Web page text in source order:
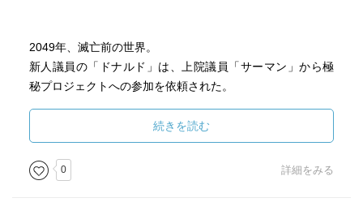
2049年、滅亡前の世界。
新人議員の「ドナルド」は、上院議員「サーマン」から極
秘プロジェクトへの参加を依頼された。
施設が完成、全国党大会が行われる中、上空で核爆弾が爆
発した。
一方、滅亡後の世界では、冷凍睡眠から目覚めた「トロ
イ」が、サイロの責任者として「第一シフト」に入ってい
続きを読む
0 詳細をみる